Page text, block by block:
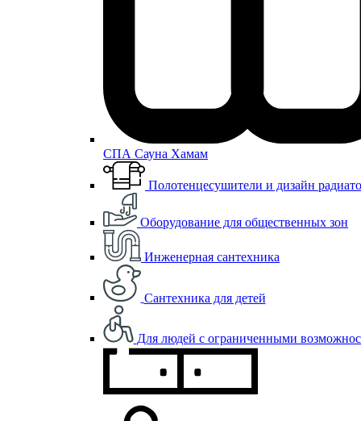
СПА Сауна Хамам
Полотенцесушители и дизайн
Оборудование для общественных зон
Инженерная сантехника
Сантехника для детей
Для людей с ограниченными